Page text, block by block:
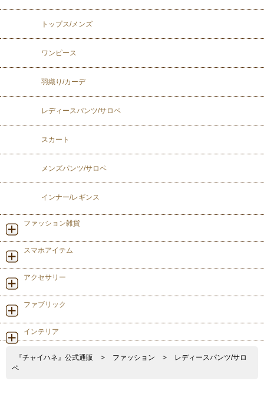
トップス/メンズ
ワンピース
羽織り/カーデ
レディースパンツ/サロペ
スカート
メンズパンツ/サロペ
インナー/レギンス
ファッション雑貨
スマホアイテム
アクセサリー
ファブリック
インテリア
『チャイハネ』公式通販 > ファッション >
レディースパンツ/サロ
ペ